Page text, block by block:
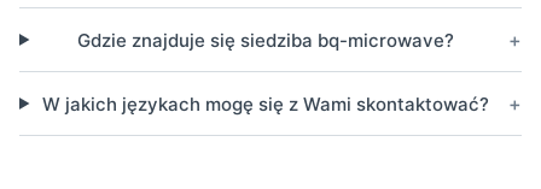
Gdzie znajduje się siedziba bq-microwave? +
W jakich językach mogę się z Wami skontaktować? +